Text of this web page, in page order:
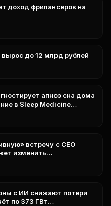
доход фрилансеров на
до 12 млрд рублей
апноэ сна дома
в Sleep Medicine
встречу с CEO
изменить
с ИИ снижают потери
по 373 ГВт